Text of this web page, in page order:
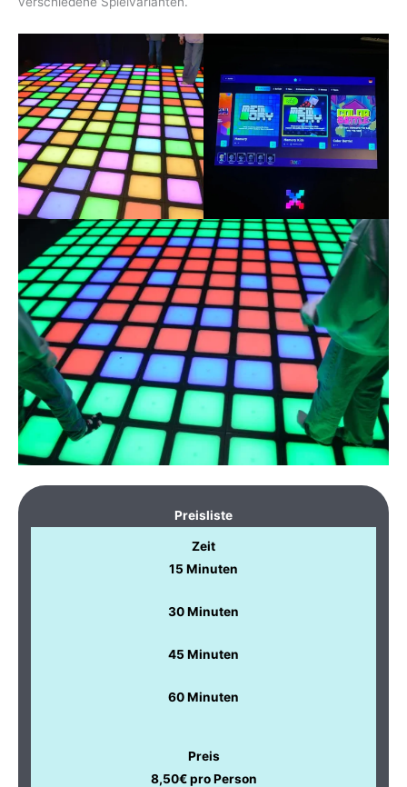
Preisliste
Zeit
15 Minuten
30 Minuten
45 Minuten
60 Minuten
Preis
8,50€ pro Person